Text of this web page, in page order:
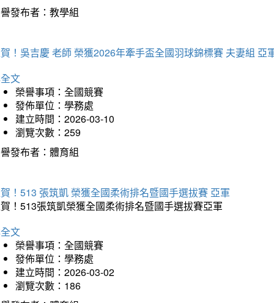
發布者：教學組
！吳吉慶 老師 榮獲2026年牽手盃全國羽球錦標賽 夫妻組 亞
文
榮譽事項：全國競賽
發佈單位：學務處
建立時間：2026-03-10
瀏覽次數：259
發布者：體育組
！513 張筑凱 榮獲全國柔術排名暨國手選拔賽 亞軍
！513張筑凱榮獲全國柔術排名暨國手選拔賽亞軍
文
榮譽事項：全國競賽
發佈單位：學務處
建立時間：2026-03-02
瀏覽次數：186